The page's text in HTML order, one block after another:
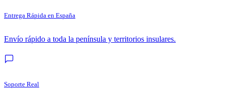
Entrega Rápida en España
Envío rápido a toda la península y territorios insulares.
Soporte Real